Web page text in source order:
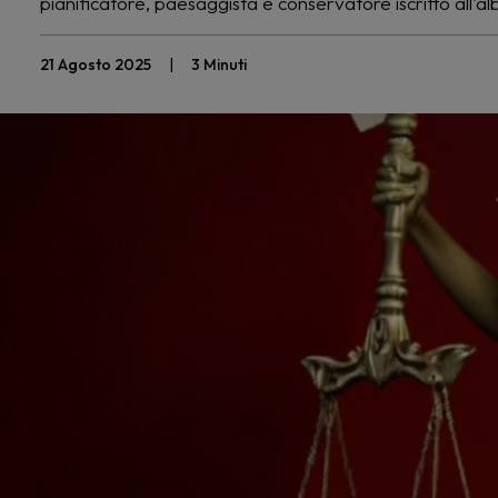
21 Agosto 2025 | 3 Minuti